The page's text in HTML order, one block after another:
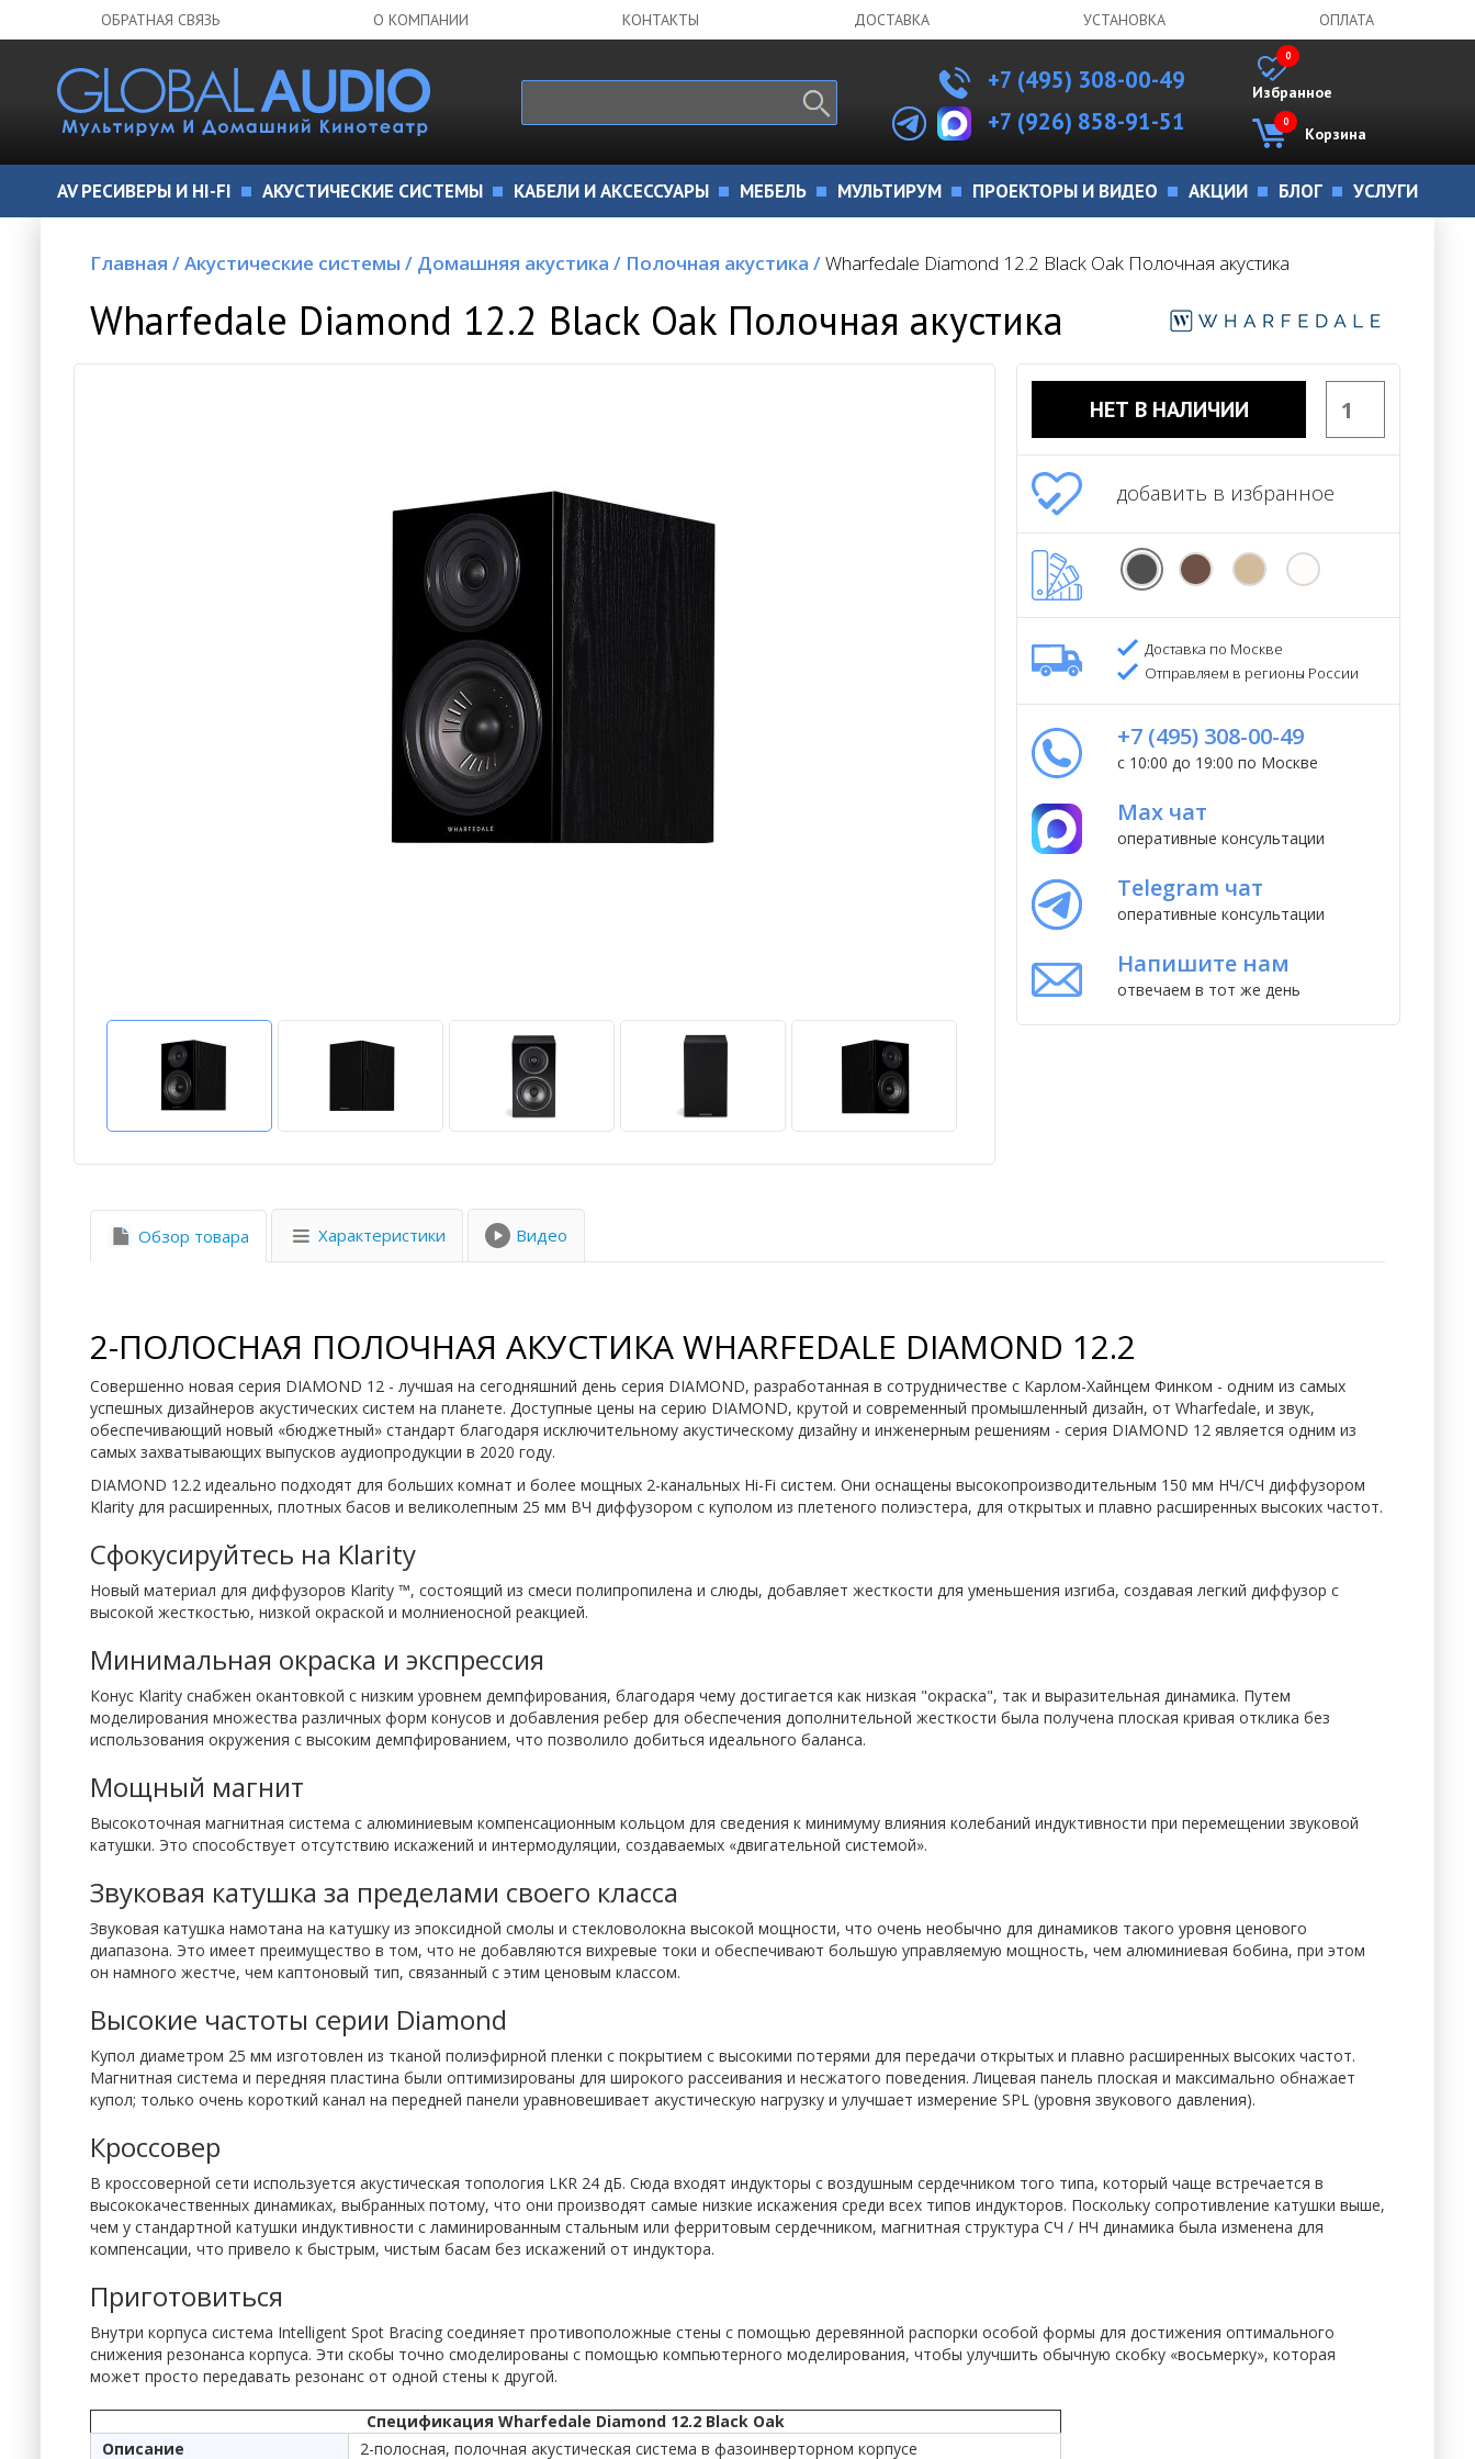
ОБРАТНАЯ СВЯЗЬ О КОМПАНИИ КОНТАКТЫ ДОСТАВКА УСТАНОВКА ОПЛАТА
+7 (495) 308-00-49
+7 (926) 858-91-51
Избранное
0
Корзина
0
AV РЕСИВЕРЫ И HI-FI АКУСТИЧЕСКИЕ СИСТЕМЫ КАБЕЛИ И АКСЕССУАРЫ МЕБЕЛЬ МУЛЬТИРУМ ПРОЕКТОРЫ И ВИДЕО АКЦИИ БЛОГ УСЛУГИ
Главная /Акустические системы / Домашняя акустика / Полочная акустика /Wharfedale Diamond 12.2 Black Oak Полочная акустика
Wharfedale Diamond 12.2 Black Oak Полочная акустика
НЕТ В НАЛИЧИИ
добавить в избранное
Доставка по Москве
Отправляем в регионы России
+7 (495) 308-00-49
с 10:00 до 19:00 по Москве
Max чат
оперативные консультации
Telegram чат
оперативные консультации
Напишите нам
отвечаем в тот же день
Обзор товара Характеристики Видео
2-ПОЛОСНАЯ ПОЛОЧНАЯ АКУСТИКА WHARFEDALE DIAMOND 12.2
Совершенно новая серия DIAMOND 12 - лучшая на сегодняшний день серия DIAMOND, разработанная в сотрудничестве с Карлом-Хайнцем Финком - одним из самых
успешных дизайнеров акустических систем на планете. Доступные цены на серию DIAMOND, крутой и современный промышленный дизайн, от Wharfedale, и звук,
обеспечивающий новый «бюджетный» стандарт благодаря исключительному акустическому дизайну и инженерным решениям - серия DIAMOND 12 является одним из
самых захватывающих выпусков аудиопродукции в 2020 году.
DIAMOND 12.2 идеально подходят для больших комнат и более мощных 2-канальных Hi-Fi систем. Они оснащены высокопроизводительным 150 мм НЧ/СЧ диффузором
Klarity для расширенных, плотных басов и великолепным 25 мм ВЧ диффузором с куполом из плетеного полиэстера, для открытых и плавно расширенных высоких частот.
Сфокусируйтесь на Klarity
Новый материал для диффузоров Klarity ™, состоящий из смеси полипропилена и слюды, добавляет жесткости для уменьшения изгиба, создавая легкий диффузор с
высокой жесткостью, низкой окраской и молниеносной реакцией.
Минимальная окраска и экспрессия
Конус Klarity снабжен окантовкой с низким уровнем демпфирования, благодаря чему достигается как низкая "окраска", так и выразительная динамика. Путем
моделирования множества различных форм конусов и добавления ребер для обеспечения дополнительной жесткости была получена плоская кривая отклика без
использования окружения с высоким демпфированием, что позволило добиться идеального баланса.
Мощный магнит
Высокоточная магнитная система с алюминиевым компенсационным кольцом для сведения к минимуму влияния колебаний индуктивности при перемещении звуковой
катушки. Это способствует отсутствию искажений и интермодуляции, создаваемых «двигательной системой».
Звуковая катушка за пределами своего класса
Звуковая катушка намотана на катушку из эпоксидной смолы и стекловолокна высокой мощности, что очень необычно для динамиков такого уровня ценового
диапазона. Это имеет преимущество в том, что не добавляются вихревые токи и обеспечивают большую управляемую мощность, чем алюминиевая бобина, при этом
он намного жестче, чем каптоновый тип, связанный с этим ценовым классом.
Высокие частоты серии Diamond
Купол диаметром 25 мм изготовлен из тканой полиэфирной пленки с покрытием с высокими потерями для передачи открытых и плавно расширенных высоких частот.
Магнитная система и передняя пластина были оптимизированы для широкого рассеивания и несжатого поведения. Лицевая панель плоская и максимально обнажает
купол; только очень короткий канал на передней панели уравновешивает акустическую нагрузку и улучшает измерение SPL (уровня звукового давления).
Кроссовер
В кроссоверной сети используется акустическая топология LKR 24 дБ. Сюда входят индукторы с воздушным сердечником того типа, который чаще встречается в
высококачественных динамиках, выбранных потому, что они производят самые низкие искажения среди всех типов индукторов. Поскольку сопротивление катушки выше,
чем у стандартной катушки индуктивности с ламинированным стальным или ферритовым сердечником, магнитная структура СЧ / НЧ динамика была изменена для
компенсации, что привело к быстрым, чистым басам без искажений от индуктора.
Приготовиться
Внутри корпуса система Intelligent Spot Bracing соединяет противоположные стены с помощью деревянной распорки особой формы для достижения оптимального
снижения резонанса корпуса. Эти скобы точно смоделированы с помощью компьютерного моделирования, чтобы улучшить обычную скобку «восьмерку», которая
может просто передавать резонанс от одной стены к другой.
Спецификация Wharfedale Diamond 12.2 Black Oak
Описание
2-полосная, полочная акустическая система в фазоинверторном корпусе